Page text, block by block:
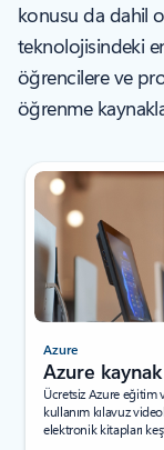
konusu da dahil
teknolojisindeki
öğrencilere ve
öğrenme
Yeni slayt gösterildi
Azure
Azure
Ücretsiz Azure eğitim
kullanım kılavuz
elektronik kitapları